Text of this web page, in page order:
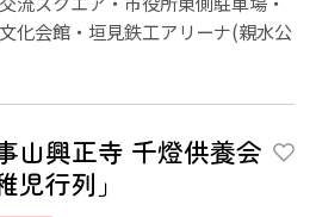
化会館・垣見鉄工アリーナ(親水公
山興正寺 千燈供養会
児行列」